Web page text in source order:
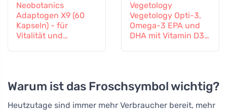
Neobotanics
Adaptogen X9 (60
Kapseln) - für
Vitalität und
Vegetology
Vegetology Opti-3,
Omega-3 EPA und
DHA mit Vitamin D3,
Warum ist das Froschsymbol wichtig?
Heutzutage sind immer mehr Verbraucher bereit, mehr